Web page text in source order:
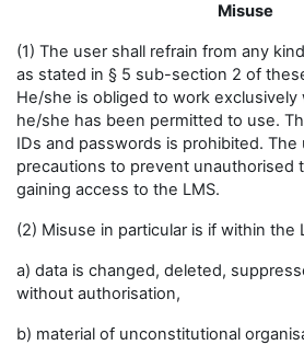
Misuse
(1) The user shall refrain from any
as stated in § 5 sub-section 2 of
He/she is obliged to work exclusively
he/she has been permitted to use.
IDs and passwords is prohibited. The
precautions to prevent unauthorised
gaining access to the LMS.
(2) Misuse in particular is if within the
a) data is changed, deleted,
without authorisation,
b) material of unconstitutional